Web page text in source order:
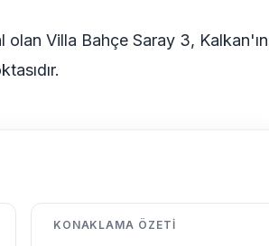
Villa Bahçe Saray 3, Kalkan'ın
KONAKLAMA ÖZETI